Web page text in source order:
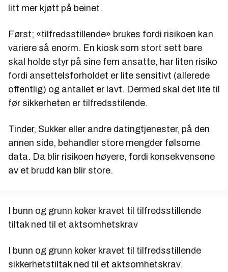
litt mer kjøtt på beinet.
Først; «tilfredsstillende» brukes fordi risikoen kan
variere så enorm. En kiosk som stort sett bare
skal holde styr på sine fem ansatte, har liten risiko
fordi ansettelsforholdet er lite sensitivt (allerede
offentlig) og antallet er lavt. Dermed skal det lite til
før sikkerheten er tilfredsstilende.
Tinder, Sukker eller andre datingtjenester, på den
annen side, behandler store mengder følsome
data. Da blir risikoen høyere, fordi konsekvensene
av et brudd kan blir store.
I bunn og grunn koker kravet til tilfredsstillende
tiltak ned til et aktsomhetskrav
I bunn og grunn koker kravet til tilfredsstillende
sikkerhetstiltak ned til et aktsomhetskrav.